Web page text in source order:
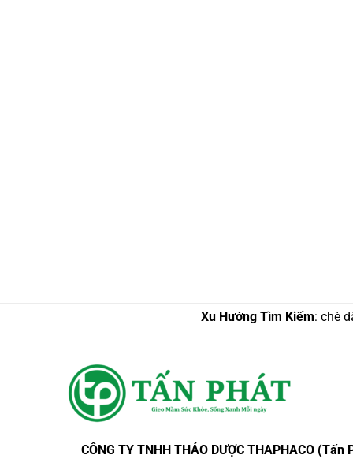
Xu Hướng Tìm Kiếm: chè
CÔNG TY TNHH THẢO DƯỢC THAPHACO (Tấn